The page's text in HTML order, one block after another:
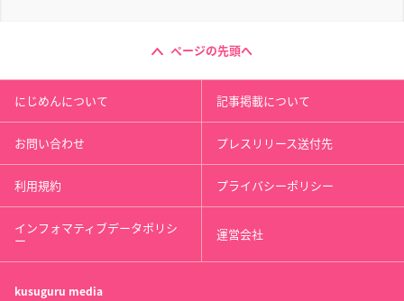
ページの先頭へ
にじめんについて 記事掲載について
お問い合わせ プレスリリース送付先
利用規約 プライバシーポリシー
インフォマティブデータポリシ
ー 運営会社
kusuguru media